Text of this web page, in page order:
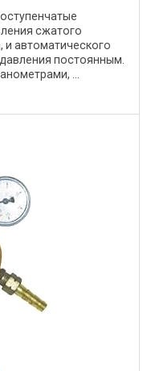
сжатого
и автоматического
постоянным.
...